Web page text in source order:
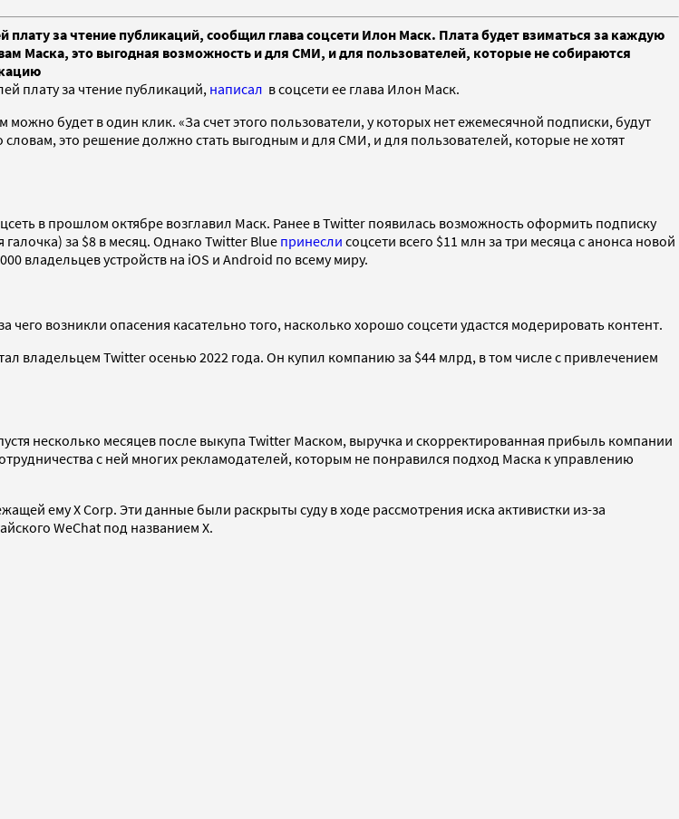
за чтение публикаций, сообщил глава соцсети Илон Маск. Плата будет взиматься за каждую
Маска, это выгодная возможность и для СМИ, и для пользователей, которые не собираются
плату за чтение публикаций, написал в соцсети ее глава Илон Маск.
будет в один клик. «За счет этого пользователи, у которых нет ежемесячной подписки, будут
это решение должно стать выгодным и для СМИ, и для пользователей, которые не хотят
в прошлом октябре возглавил Маск. Ранее в Twitter появилась возможность оформить подписку
за $8 в месяц. Однако Twitter Blue принесли соцсети всего $11 млн за три месяца с анонса новой
владельцев устройств на iOS и Android по всему миру.
возникли опасения касательно того, насколько хорошо соцсети удастся модерировать контент.
владельцем Twitter осенью 2022 года. Он купил компанию за $44 млрд, в том числе с привлечением
несколько месяцев после выкупа Twitter Маском, выручка и скорректированная прибыль компании
с ней многих рекламодателей, которым не понравился подход Маска к управлению
ему X Corp. Эти данные были раскрыты суду в ходе рассмотрения иска активистки из-за
WeChat под названием X.